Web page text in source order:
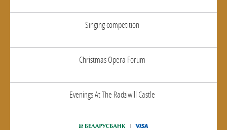
Singing competition
Christmas Opera Forum
Evenings At The Radziwill Castle